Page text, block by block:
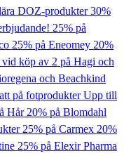
DOZ-produkter30%
25% på
25% på Eneomey 20%
vid köp av 2 på Hagi och
och Beachkind
på fotprodukterUpp till
Hår20% på Blomdahl
25% på Carmex 20%
25% på Elexir Pharma